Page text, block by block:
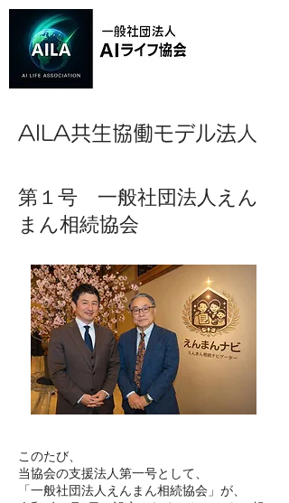
AILA共生協働モデル法人
第１号 一般社団法人えん
まん相続協会
このたび、
当協会の支援法人第一号として、
「一般社団法人えんまん相続協会」が、